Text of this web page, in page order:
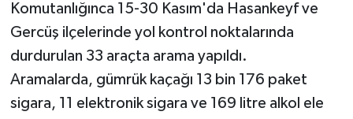
Komutanlığınca 15-30 Kasım'da Hasankeyf ve
Gercüş ilçelerinde yol kontrol noktalarında
durdurulan 33 araçta arama yapıldı.
Aramalarda, gümrük kaçağı 13 bin 176 paket
sigara, 11 elektronik sigara ve 169 litre alkol ele